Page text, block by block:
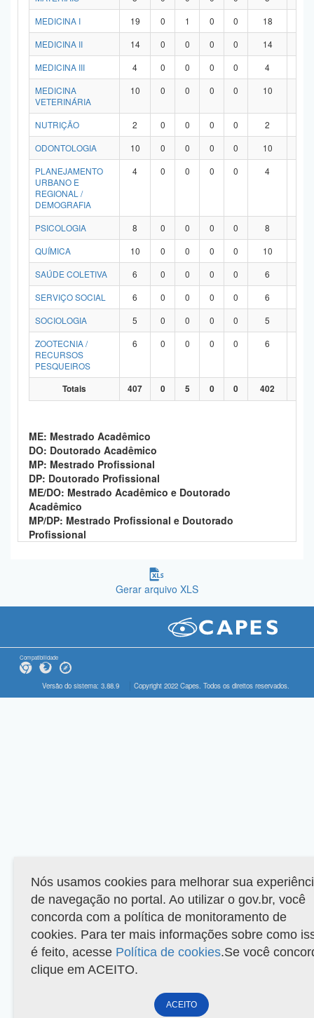
MEDICINA I
19 0 1 0 0 18
MEDICINA II
14 0 0 0 0 14
MEDICINA III
4 0 0 0 0 4
MEDICINA
VETERINÁRIA
10 0 0 0 0 10
NUTRIÇÃO 2 0 0 0 0 2
ODONTOLOGIA
10 0 0 0 0 10
PLANEJAMENTO
URBANO E
REGIONAL /
DEMOGRAFIA
4 0 0 0 0 4
PSICOLOGIA 8 0 0 0 0 8
QUÍMICA
10 0 0 0 0 10
SAÚDE COLETIVA
6 0 0 0 0 6
SERVIÇO SOCIAL
6 0 0 0 0 6
SOCIOLOGIA
5 0 0 0 0 5
ZOOTECNIA /
RECURSOS
PESQUEIROS
6 0 0 0 0 6
Totais 407 0 5 0 0 402
ME: Mestrado Acadêmico
DO: Doutorado Acadêmico
MP: Mestrado Profissional
DP: Doutorado Profissional
ME/DO: Mestrado Acadêmico e Doutorado
Acadêmico
MP/DP: Mestrado Profissional e Doutorado
Profissional
Gerar arquivo XLS
Compatibilidade
Versão do sistema: 3.88.9 Copyright 2022 Capes. Todos os direitos reservados.
Nós usamos cookies para melhorar sua
de navegação no portal. Ao utilizar o gov.br, você
concorda com a política de monitoramento de
cookies. Para ter mais informações sobre como
é feito, acesse Política de cookies.Se você
clique em ACEITO.
ACEITO